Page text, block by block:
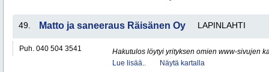
49. Matto ja saneeraus Räisänen Oy LAPINLAHTI
Puh. 040 504 3541
Hakutulos löytyi yrityksen omien www-sivujen
Lue lisää..
Näytä kartalla